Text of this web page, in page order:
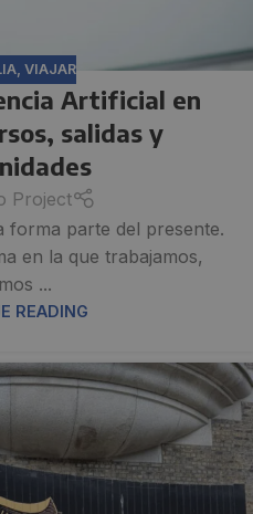
VIAJAR
Artificial en
salidas y
Project
forma parte del presente.
en la que trabajamos,
...
READING